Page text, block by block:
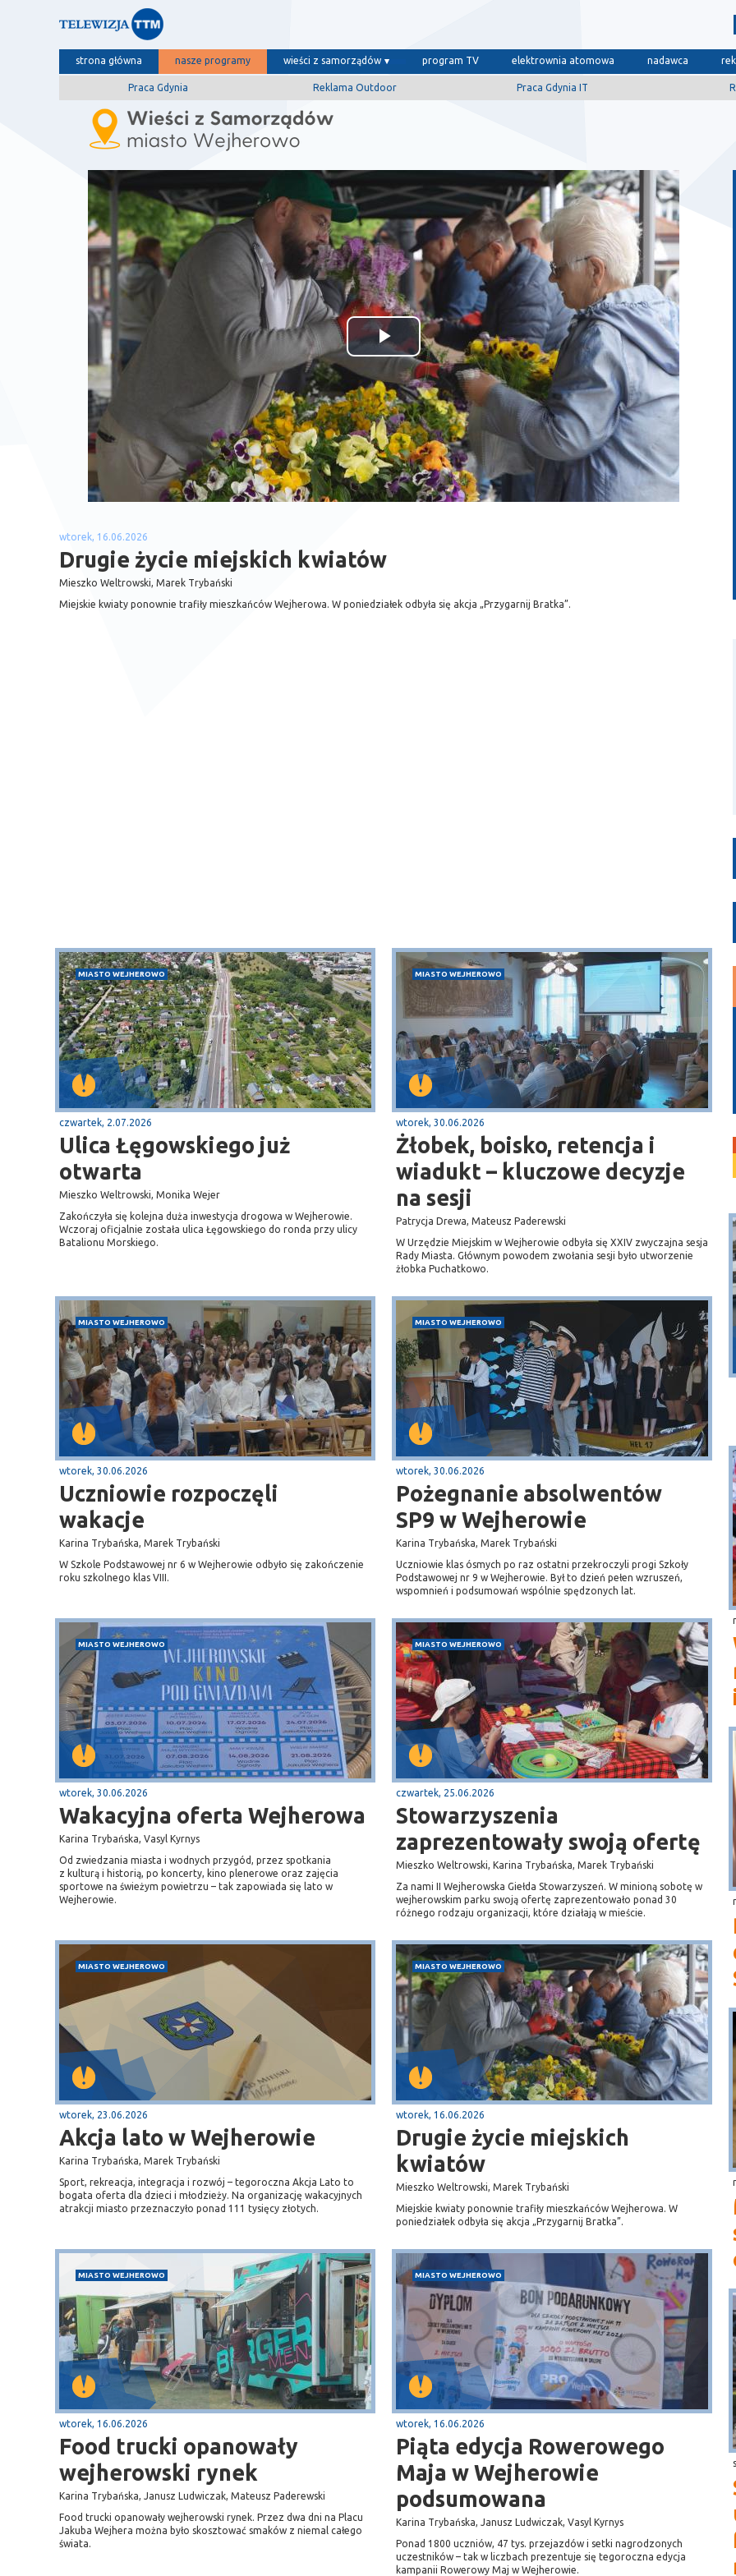
strona główna nasze programy wieści z samorządów program TV elektrownia atomowa nadawca
Praca Gdynia Reklama Outdoor Praca Gdynia IT
Odtwórz
wideo
wtorek, 16.06.2026
Drugie życie miejskich kwiatów
Mieszko Weltrowski, Marek Trybański
Miejskie kwiaty ponownie trafiły mieszkańców Wejherowa. W poniedziałek odbyła się akcja „Przygarnij Bratka”.
MIASTO WEJHEROWO
czwartek, 2.07.2026
Ulica Łęgowskiego już
otwarta
Mieszko Weltrowski, Monika Wejer
Zakończyła się kolejna duża inwestycja drogowa w Wejherowie.
Wczoraj oficjalnie została ulica Łęgowskiego do ronda przy ulicy
Batalionu Morskiego.
MIASTO WEJHEROWO
wtorek, 30.06.2026
Żłobek, boisko, retencja i
wiadukt – kluczowe decyzje
na sesji
Patrycja Drewa, Mateusz Paderewski
W Urzędzie Miejskim w Wejherowie odbyła się XXIV zwyczajna sesja
Rady Miasta. Głównym powodem zwołania sesji było utworzenie
żłobka Puchatkowo.
MIASTO WEJHEROWO
wtorek, 30.06.2026
Uczniowie rozpoczęli
wakacje
Karina Trybańska, Marek Trybański
W Szkole Podstawowej nr 6 w Wejherowie odbyło się zakończenie
roku szkolnego klas VIII.
MIASTO WEJHEROWO
wtorek, 30.06.2026
Pożegnanie absolwentów
SP9 w Wejherowie
Karina Trybańska, Marek Trybański
Uczniowie klas ósmych po raz ostatni przekroczyli progi Szkoły
Podstawowej nr 9 w Wejherowie. Był to dzień pełen wzruszeń,
wspomnień i podsumowań wspólnie spędzonych lat.
MIASTO WEJHEROWO
wtorek, 30.06.2026
Wakacyjna oferta Wejherowa
Karina Trybańska, Vasyl Kyrnys
Od zwiedzania miasta i wodnych przygód, przez spotkania
z kulturą i historią, po koncerty, kino plenerowe oraz zajęcia
sportowe na świeżym powietrzu – tak zapowiada się lato w
Wejherowie.
MIASTO WEJHEROWO
czwartek, 25.06.2026
Stowarzyszenia
zaprezentowały swoją ofertę
Mieszko Weltrowski, Karina Trybańska, Marek Trybański
Za nami II Wejherowska Giełda Stowarzyszeń. W minioną sobotę w
wejherowskim parku swoją ofertę zaprezentowało ponad 30
różnego rodzaju organizacji, które działają w mieście.
MIASTO WEJHEROWO
wtorek, 23.06.2026
Akcja lato w Wejherowie
Karina Trybańska, Marek Trybański
Sport, rekreacja, integracja i rozwój – tegoroczna Akcja Lato to
bogata oferta dla dzieci i młodzieży. Na organizację wakacyjnych
atrakcji miasto przeznaczyło ponad 111 tysięcy złotych.
MIASTO WEJHEROWO
wtorek, 16.06.2026
Drugie życie miejskich
kwiatów
Mieszko Weltrowski, Marek Trybański
Miejskie kwiaty ponownie trafiły mieszkańców Wejherowa. W
poniedziałek odbyła się akcja „Przygarnij Bratka”.
MIASTO WEJHEROWO
wtorek, 16.06.2026
Food trucki opanowały
wejherowski rynek
Karina Trybańska, Janusz Ludwiczak, Mateusz Paderewski
Food trucki opanowały wejherowski rynek. Przez dwa dni na Placu
Jakuba Wejhera można było skosztować smaków z niemal całego
świata.
MIASTO WEJHEROWO
wtorek, 16.06.2026
Piąta edycja Rowerowego
Maja w Wejherowie
podsumowana
Karina Trybańska, Janusz Ludwiczak, Vasyl Kyrnys
Ponad 1800 uczniów, 47 tys. przejazdów i setki nagrodzonych
uczestników – tak w liczbach prezentuje się tegoroczna edycja
kampanii Rowerowy Maj w Wejherowie.
krajową nr 6
Sopot
plaża
Puck
Przystań, molo